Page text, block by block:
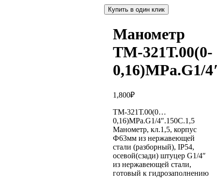
Купить в один клик
Манометр
ТМ-321Т.00(0-
0,16)MPa.G1/
1,800₽
ТМ-321Т.00(0…
0,16)MPa.G1/4″.150С.1,5
Манометр, кл.1,5, корпус
Ф63мм из нержавеющей
стали (разборный), IP54,
осевой(сзади) штуцер G1/4″
из нержавеющей стали,
готовый к гидрозаполнению